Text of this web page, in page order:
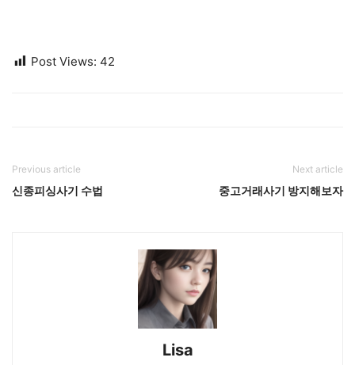
Post Views: 42
Previous article
신종피싱사기 수법
Next article
중고거래사기 방지해보자
Lisa